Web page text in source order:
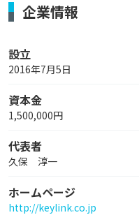
企業情報
設立
2016年7月5日
資本金
1,500,000円
代表者
久保 淳一
ホームページ
http://keylink.co.jp